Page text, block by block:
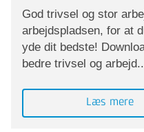
God trivsel og stor
arbejdspladsen, for at
yde dit bedste!
bedre trivsel og
Læs mere